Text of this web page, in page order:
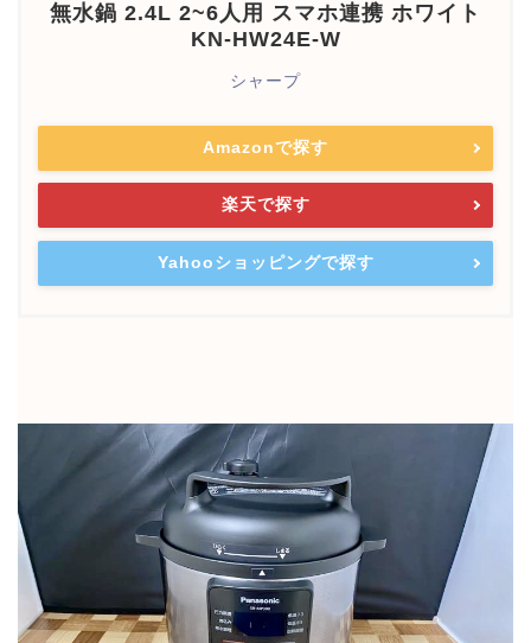
無水鍋 2.4L 2~6人用 スマホ連携 ホワイト
KN-HW24E-W
シャープ
Amazonで探す
楽天で探す
Yahooショッピングで探す